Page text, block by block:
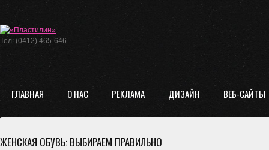
Тел: (0412) 465-646
ГЛАВНАЯ О НАС РЕКЛАМА ДИЗАЙН ВЕБ-САЙТЫ
ЖЕНСКАЯ ОБУВЬ: ВЫБИРАЕМ ПРАВИЛЬНО